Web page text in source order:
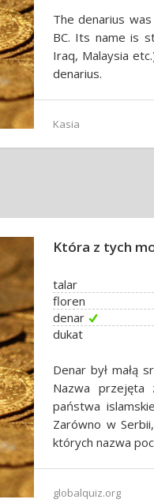
The denarius
BC. Its name is
Iraq, Malaysia
denarius.
Kasia
Która z tych
talar
floren
denar
dukat
Denar był małą
Nazwa przejęta
państwa
Zarówno w
których nazwa
globalquiz.org